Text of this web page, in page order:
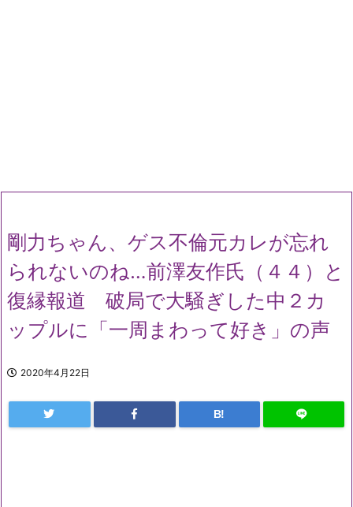
剛力ちゃん、ゲス不倫元カレが忘れ
られないのね…前澤友作氏（４４）と
復縁報道 破局で大騒ぎした中２カ
ップルに「一周まわって好き」の声
2020年4月22日
B!